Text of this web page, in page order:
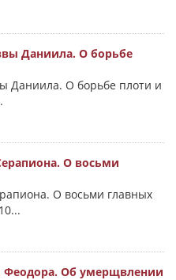
Даниила. О борьбе
Даниила. О борьбе плоти и
О восьми
О восьми главных
Феодора. Об умерщвлении